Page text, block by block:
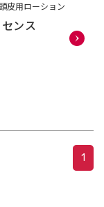
皮用ローション
ンス
1